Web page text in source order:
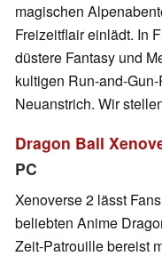
magischen
Freizeitflair einlädt. In
düstere Fantasy und
kultigen Run-and-
Neuanstrich. Wir
Dragon Ball
PC
Xenoverse 2 lässt
beliebten Anime
Zeit-Patrouille bereist